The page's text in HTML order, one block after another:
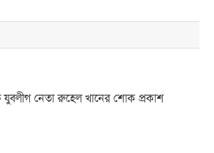
যুবলীগ নেতা রুহেল খানের শোক প্রকাশ